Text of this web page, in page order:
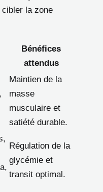
la zone
Bénéfices
attendus
Maintien de la
masse
musculaire et
satiété durable.
Régulation de la
glycémie et
transit optimal.